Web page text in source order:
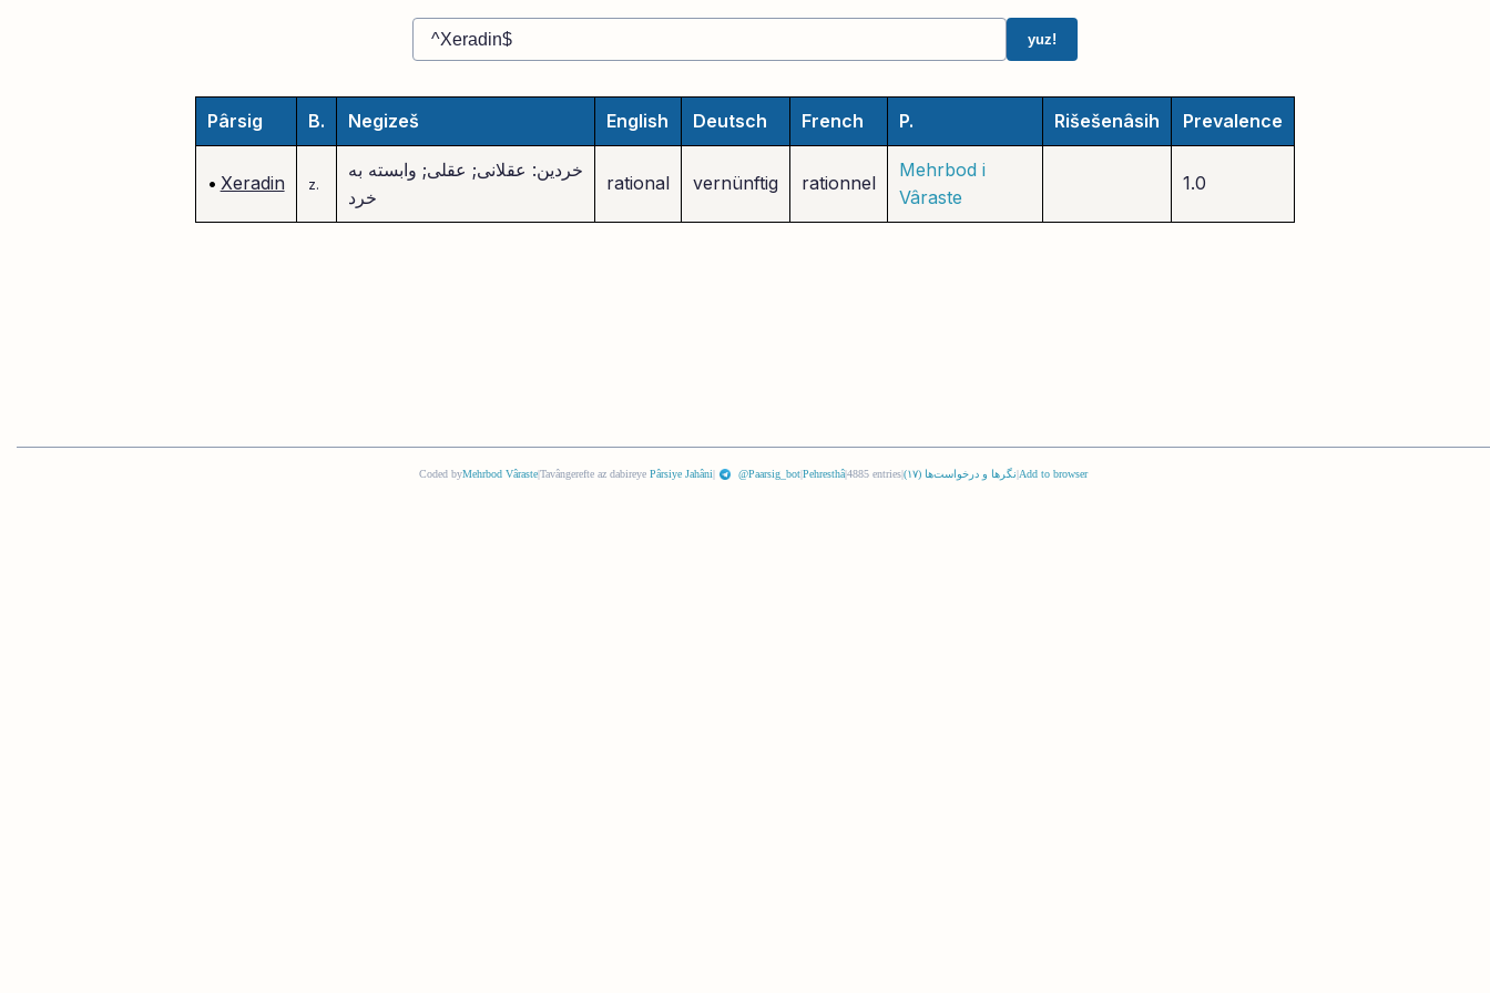
yuz!
Pârsig B. Negizeš English Deutsch French P. Rišešenâsih Prevalence
• Xeradin z.
خردین: عقلانی; عقلی; وابسته به
خرد
rational vernünftig rationnel
Mehrbod i
Vâraste
1.0
Coded byMehrbod Vâraste|Tavângerefte az dabireye Pârsiye Jahâni| @Paarsig_bot|Pehresthâ|4885 entries| نگرها و درخواست‌ها (١٧) |Add to browser